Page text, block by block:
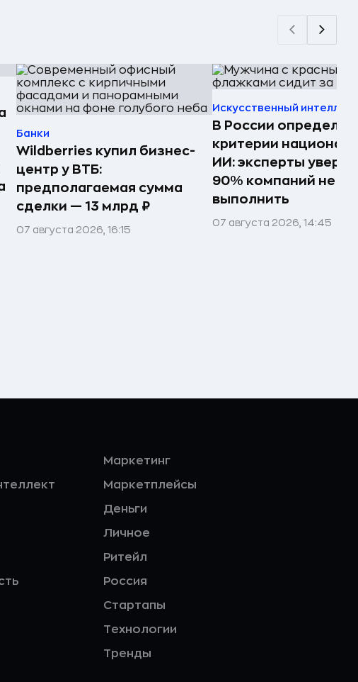
Банки
Wildberries купил бизнес-
центр у ВТБ:
предполагаемая сумма
сделки — 13 млрд ₽
07 августа 2026, 16:15
Искусственный
В России
критерии
ИИ: эксперты
90% компаний не
выполнить
07 августа 2026, 14:45
Маркетинг
Маркетплейсы
Деньги
Личное
Ритейл
Россия
Стартапы
Технологии
Тренды